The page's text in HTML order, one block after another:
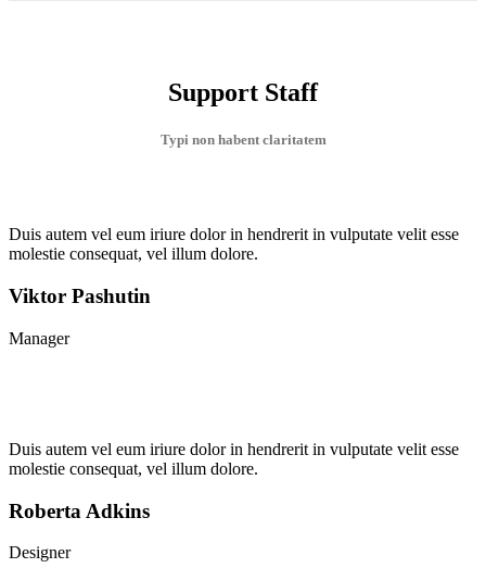
Support Staff
Typi non habent claritatem
Duis autem vel eum iriure dolor in hendrerit in vulputate velit esse
molestie consequat, vel illum dolore.
Viktor Pashutin
Manager
Duis autem vel eum iriure dolor in hendrerit in vulputate velit esse
molestie consequat, vel illum dolore.
Roberta Adkins
Designer